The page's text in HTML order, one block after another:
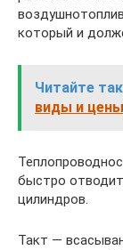
который и
Читайте
виды и цены
быстро
цилиндров.
Такт —